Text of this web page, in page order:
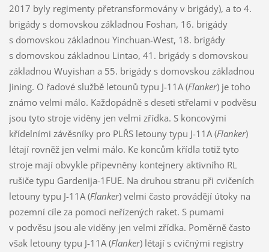
2017 byly regimenty přetransformovány v brigády), a to 4.
brigády s domovskou základnou Foshan, 16. brigády
s domovskou základnou Yinchuan-West, 18. brigády
s domovskou základnou Lintao, 41. brigády s domovskou
základnou Wuyishan a 55. brigády s domovskou základnou
Jining. O řadové službě letounů typu J-11A (Flanker) je toho
známo velmi málo. Každopádně s deseti střelami v podvěsu
jsou tyto stroje viděny jen velmi zřídka. S koncovými
křídelními závěsníky pro PLŘS letouny typu J-11A (Flanker)
létají rovněž jen velmi málo. Ke koncům křídla totiž tyto
stroje mají obvykle připevněny kontejnery aktivního RL
rušiče typu Gardenija-1FUE. Na druhou stranu při cvičeních
letouny typu J-11A (Flanker) velmi často provádějí útoky na
pozemní cíle za pomoci neřízených raket. S pumami
v podvěsu jsou ale viděny jen velmi zřídka. Poměrně často
však letouny typu J-11A (Flanker) létají s cvičnými registry